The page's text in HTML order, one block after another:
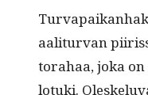
aal­i­tur­van
tora­haa, joka
lo­tu­ki.